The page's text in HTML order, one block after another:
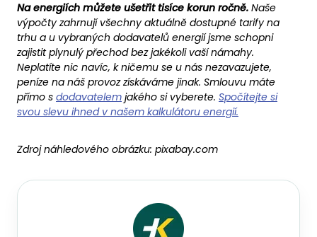
Na energiích můžete ušetřit tisíce korun ročně. Naše
výpočty zahrnují všechny aktuálně dostupné tarify na
trhu a u vybraných dodavatelů energií jsme schopni
zajistit plynulý přechod bez jakékoli vaší námahy.
Neplatíte nic navíc, k ničemu se u nás nezavazujete,
peníze na náš provoz získáváme jinak. Smlouvu máte
přímo s dodavatelem jakého si vyberete. Spočítejte si
svou slevu ihned v našem kalkulátoru energií.
Zdroj náhledového obrázku: pixabay.com